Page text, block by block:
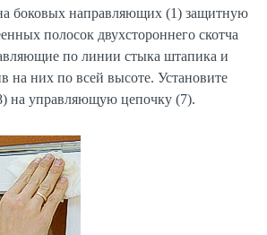
боковых направляющих (1) защитную
полосок двухстороннего скотча
по линии стыка штапика и
на них по всей высоте. Установите
на управляющую цепочку (7).